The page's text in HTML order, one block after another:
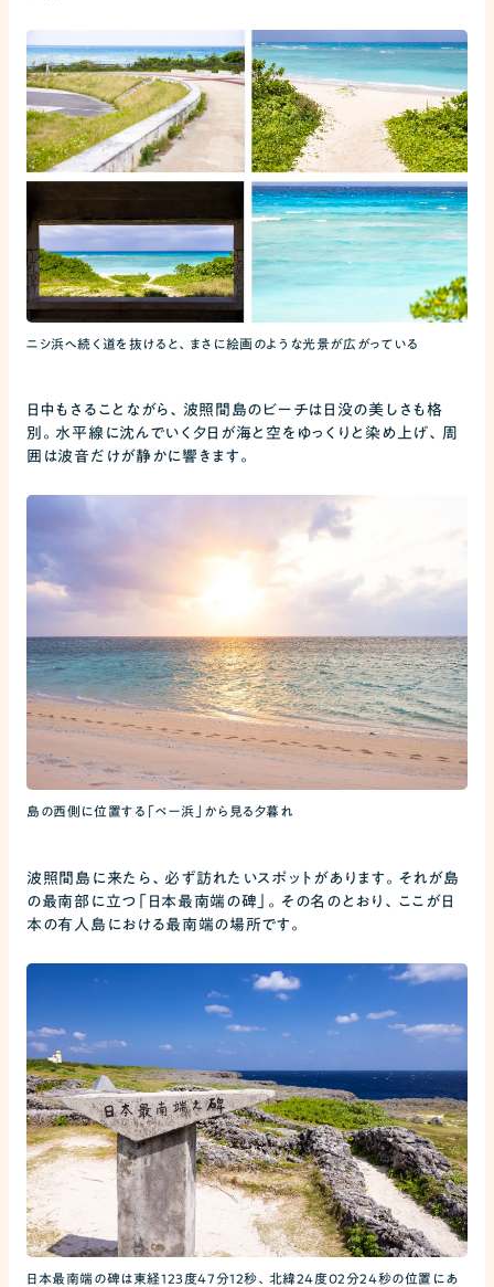
ニシ浜へ続く道を抜けると、まさに絵画のような光景が広がっている
日中もさることながら、波照間島のビーチは日没の美しさも格
別。水平線に沈んでいく夕日が海と空をゆっくりと染め上げ、周
囲は波音だけが静かに響きます。
島の西側に位置する「ペー浜」から見る夕暮れ
波照間島に来たら、必ず訪れたいスポットがあります。それが島
の最南部に立つ「日本最南端の碑」。その名のとおり、ここが日
本の有人島における最南端の場所です。
日本最南端の碑は東経123度47分12秒、北緯24度02分24秒の位置にあ